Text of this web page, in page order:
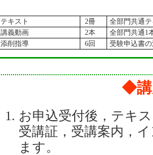
テキスト 2冊
全部門共通
講義動画
2本
全部門共通1
添削指導
6回 受験申込書
◆講
お申込受付後，テキ
受講証，受講案内，
ます。